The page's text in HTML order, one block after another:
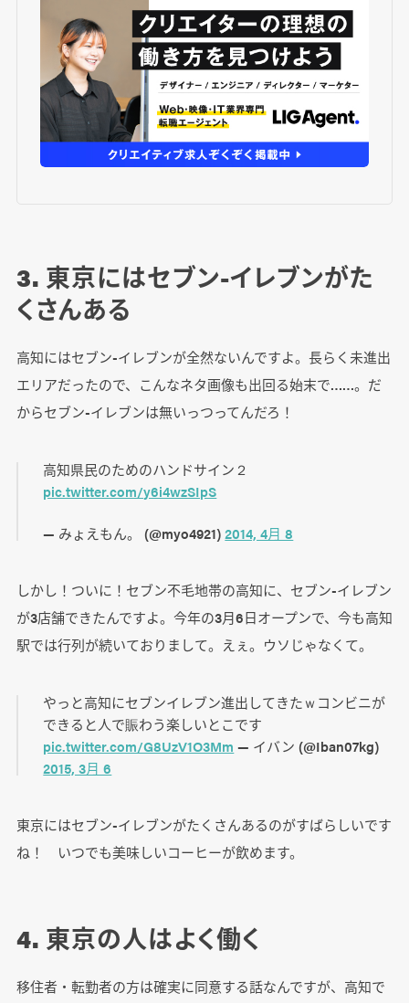
3. 東京にはセブン-イレブンがた
くさんある
高知にはセブン-イレブンが全然ないんですよ。長らく未進出
エリアだったので、こんなネタ画像も出回る始末で……。だ
からセブン-イレブンは無いっつってんだろ！
高知県民のためのハンドサイン２
pic.twitter.com/y6i4wzSIpS
— みょえもん。 (@myo4921)2014, 4月 8
しかし！ついに！セブン不毛地帯の高知に、セブン-イレブン
が3店舗できたんですよ。今年の3月6日オープンで、今も高知
駅では行列が続いておりまして。えぇ。ウソじゃなくて。
やっと高知にセブンイレブン進出してきたｗコンビニが
できると人で賑わう楽しいとこです
pic.twitter.com/G8UzV1O3Mm — イバン (@Iban07kg)
2015, 3月 6
東京にはセブン-イレブンがたくさんあるのがすばらしいです
ね！ いつでも美味しいコーヒーが飲めます。
4. 東京の人はよく働く
移住者・転勤者の方は確実に同意する話なんですが、高知で